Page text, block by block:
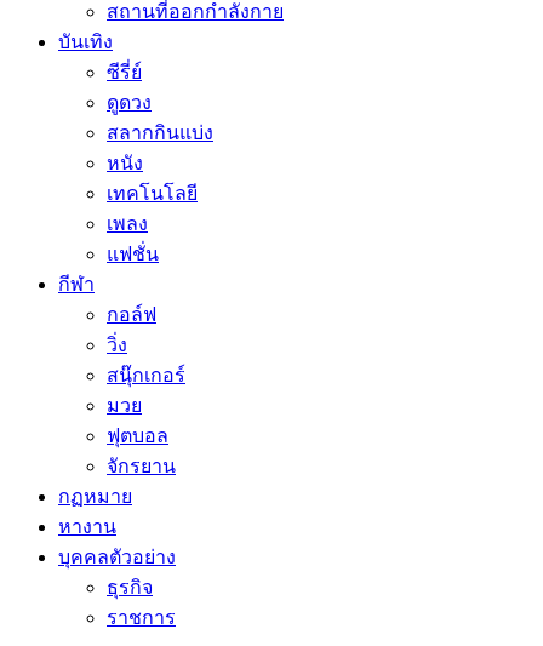
สถานที่ออกกำลังกาย
บันเทิง
ซีรี่ย์
ดูดวง
สลากกินแบ่ง
หนัง
เทคโนโลยี
เพลง
แฟชั่น
กีฬา
กอล์ฟ
วิ่ง
สนุ๊กเกอร์
มวย
ฟุตบอล
จักรยาน
กฏหมาย
หางาน
บุคคลตัวอย่าง
ธุรกิจ
ราชการ